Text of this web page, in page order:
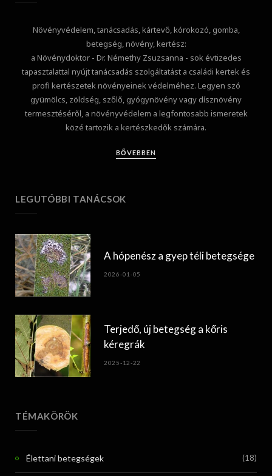
Növényvédelem, tanácsadás, kártevő, kórokozó, gomba,
betegség, növény, kertész:
a Növénydoktor - Dr. Némethy Zsuzsanna - sok évtizedes
tapasztalattal nyújt tanácsadás szolgáltatást a családi kertek és
profi kertészetek növényeinek védelméhez. Legyen szó
gyümölcs, zöldség, szőlő, gyógynövény vagy dísznövény
termesztéséről, a növényvédelem a legfontosabb ismeretek
közé tartozik a kertészkedők számára.
BŐVEBBEN
LEGUTÓBBI TANÁCSOK
A hópenész a gyep téli betegsége
2026-01-05
Terjedő, új betegség a kőris
kéregrák
2025-12-22
TÉMAKÖRÖK
Élettani betegségek (18)